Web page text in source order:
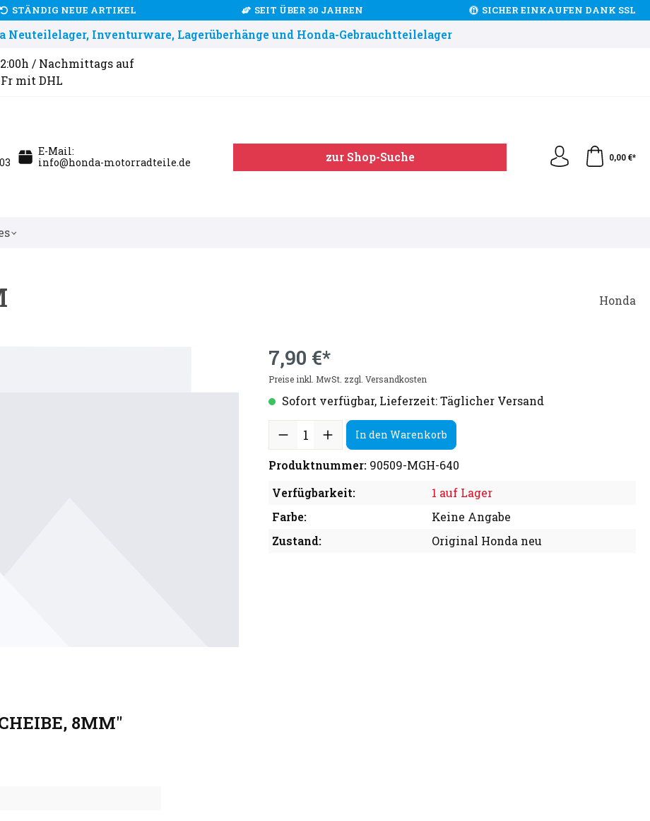
STÄNDIG NEUE ARTIKEL SEIT ÜBER 30 JAHREN SICHER EINKAUFEN DANK SSL
Neuteilelager, Inventurware, Lagerüberhänge und Honda-Gebrauchtteilelager
/ Nachmittags auf
mit DHL
E-Mail:
info@honda-motorradteile.de
zur Shop-Suche 0,00 €*
Honda
7,90 €*
Preise inkl. MwSt. zzgl. Versandkosten
Sofort verfügbar, Lieferzeit: Täglicher Versand
In den Warenkorb
Produktnummer: 90509-MGH-640
Verfügbarkeit:
1 auf Lager
Farbe:
Keine Angabe
Zustand:
Original Honda neu
8MM"